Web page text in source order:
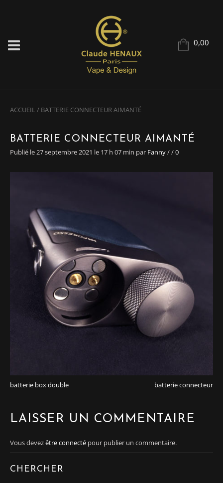
0,00
ACCUEIL/ BATTERIE CONNECTEUR AIMANTÉ
BATTERIE CONNECTEUR AIMANTÉ
Publié le 27 septembre 2021 le 17 h 07 min par Fanny//0
batterie box double batterie connecteur
LAISSER UN COMMENTAIRE
Vous devezêtre connecté pour publier un commentaire.
CHERCHER